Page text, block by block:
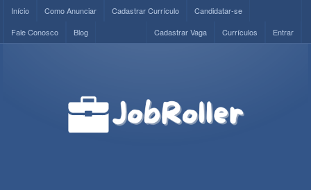
Início Como Anunciar Cadastrar Currículo
Candidatar-se
Fale Conosco
Blog Entrar
Currículos
Cadastrar Vaga